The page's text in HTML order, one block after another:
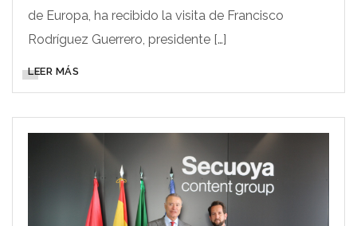
de Europa, ha recibido la visita de Francisco
Rodríguez Guerrero, presidente […]
LEER MÁS